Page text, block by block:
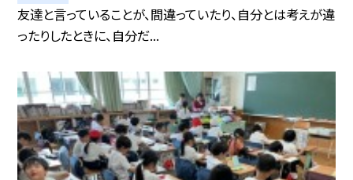
友達と言っていることが、間違っていたり、自分とは考えが違
ったりしたときに、自分だ...